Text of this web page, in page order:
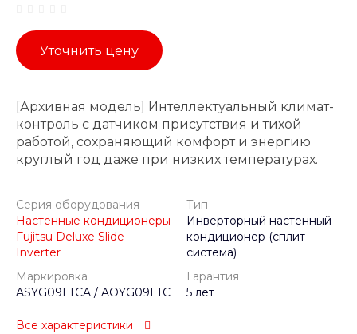
Уточнить цену
[Архивная модель] Интеллектуальный климат-
контроль с датчиком присутствия и тихой
работой, сохраняющий комфорт и энергию
круглый год даже при низких температурах.
Серия оборудования
Настенные кондиционеры
Fujitsu Deluxe Slide
Inverter
Тип
Инверторный настенный
кондиционер (сплит-
система)
Маркировка
ASYG09LTCA / AOYG09LTC
Гарантия
5 лет
Все характеристики